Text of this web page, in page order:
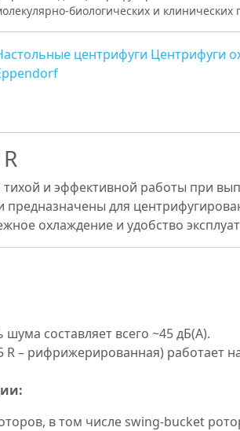
биологических и
центрифуги Центрифуги
и эффективной работы при
для
охлаждение и удобство
составляет всего ~45 дБ(A).
R – рифрижерированная) работает
в том числе swing-bucket